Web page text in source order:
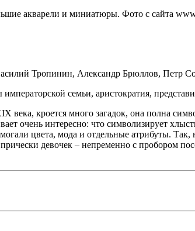
акварели и миниатюры. Фото с сайта
Тропинин, Александр Брюллов, Петр
семьи, аристократия,
кроется много загадок, она полна
очень интересно: что символизирует
цвета, мода и отдельные атрибуты.
девочек – непременно с пробором